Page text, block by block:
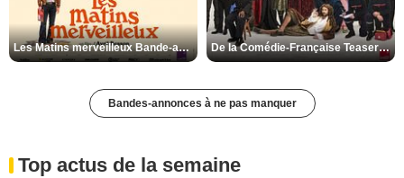
Les Matins merveilleux Bande-annonce VF De la Comédie-Française Teaser VF
Bandes-annonces à ne pas manquer
Top actus de la semaine